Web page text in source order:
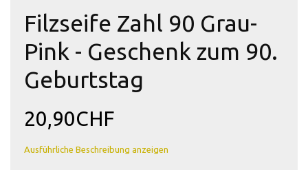
Filzseife Zahl 90 Grau-
Pink - Geschenk zum 90.
Geburtstag
20,90CHF
Ausführliche Beschreibung anzeigen